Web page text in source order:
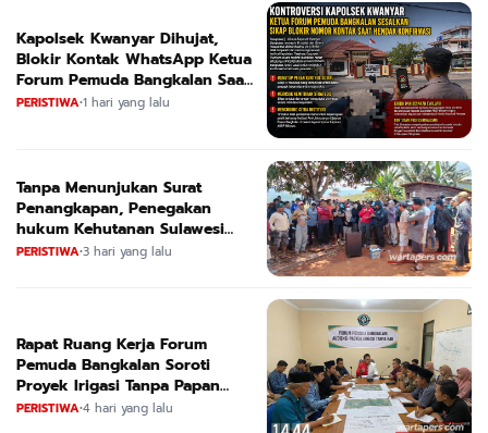
Kapolsek Kwanyar Dihujat,
Blokir Kontak WhatsApp Ketua
Forum Pemuda Bangkalan Saat
Dikonfirmasi
PERISTIWA•1 hari yang lalu
Tanpa Menunjukan Surat
Penangkapan, Penegakan
hukum Kehutanan Sulawesi
Selatan Culik Petani Ladah Di
PERISTIWA•3 hari yang lalu
Rapat Ruang Kerja Forum
Pemuda Bangkalan Soroti
Proyek Irigasi Tanpa Papan
Nama
PERISTIWA•4 hari yang lalu